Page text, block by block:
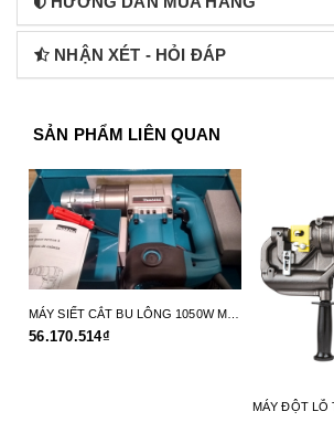
NHẬN XÉT - HỎI ĐÁP
SẢN PHẨM LIÊN QUAN
56.170.514₫